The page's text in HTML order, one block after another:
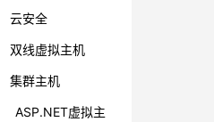
云安全
双线虚拟主机
集群主机
ASP.NET虚拟主